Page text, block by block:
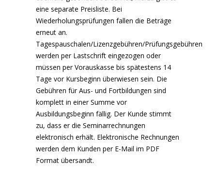
eine separate Preisliste. Bei
Wiederholungsprüfungen fallen die Beträge
erneut an.
Tagespauschalen/Lizenzgebühren/Prüfungsgebühren
werden per Lastschrift eingezogen oder
müssen per Vorauskasse bis spätestens 14
Tage vor Kursbeginn überwiesen sein. Die
Gebühren für Aus- und Fortbildungen sind
komplett in einer Summe vor
Ausbildungsbeginn fällig. Der Kunde stimmt
zu, dass er die Seminarrechnungen
elektronisch erhält. Elektronische Rechnungen
werden dem Kunden per E-Mail im PDF
Format übersandt.